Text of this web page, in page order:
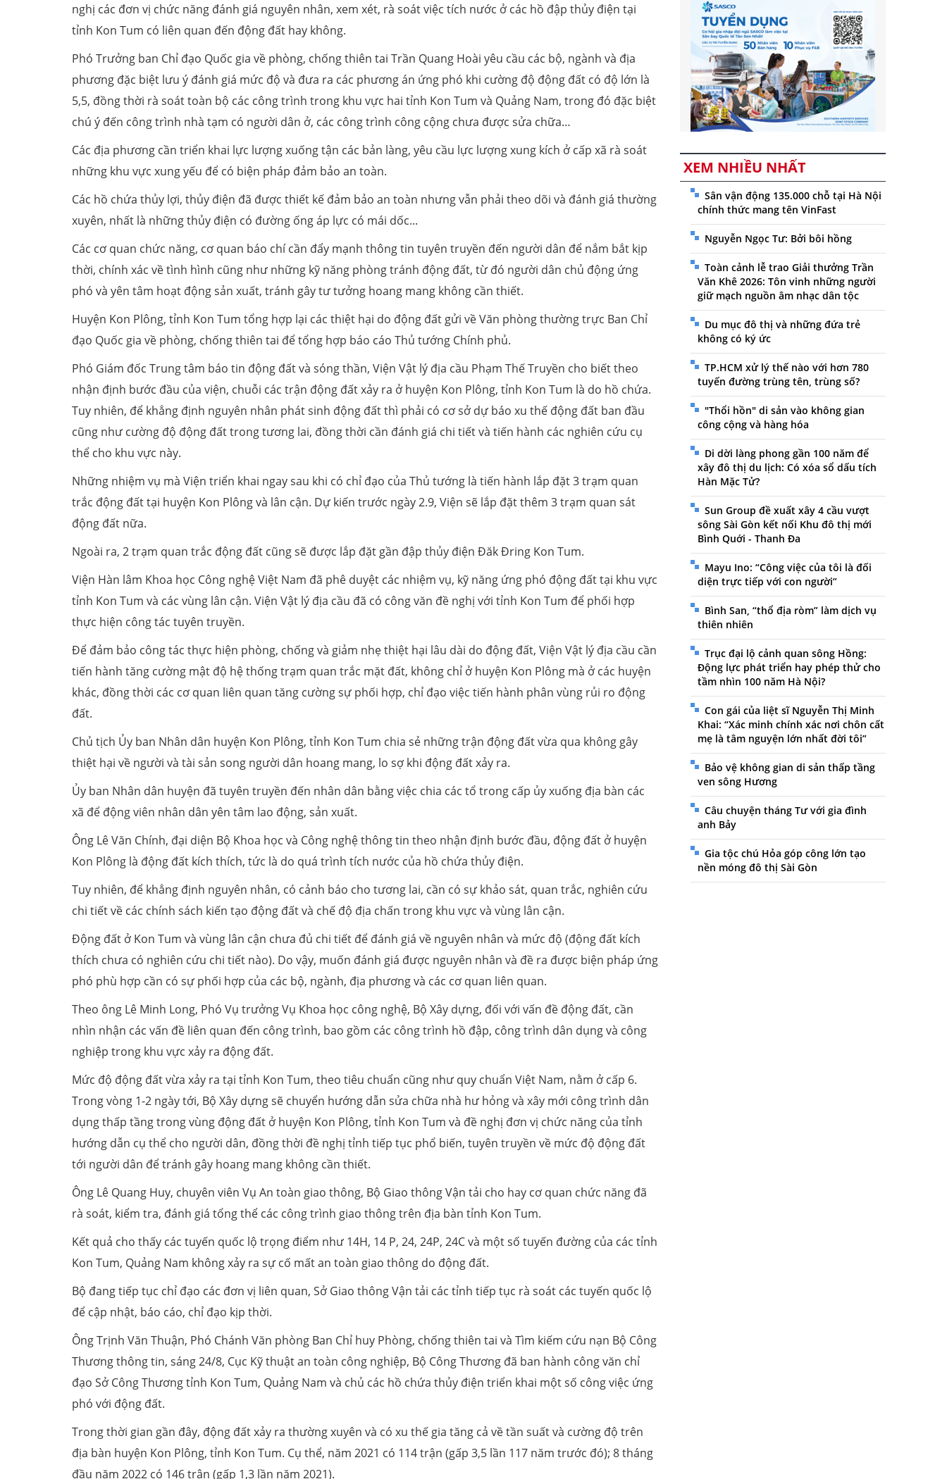
nghị các đơn vị chức năng đánh giá nguyên nhân, xem xét, rà soát việc tích nước ở các hồ đập thủy điện tại
tỉnh Kon Tum có liên quan đến động đất hay không.
Phó Trưởng ban Chỉ đạo Quốc gia về phòng, chống thiên tai Trần Quang Hoài yêu cầu các bộ, ngành và địa
phương đặc biệt lưu ý đánh giá mức độ và đưa ra các phương án ứng phó khi cường độ động đất có độ lớn là
5,5, đồng thời rà soát toàn bộ các công trình trong khu vực hai tỉnh Kon Tum và Quảng Nam, trong đó đặc biệt
chú ý đến công trình nhà tạm có người dân ở, các công trình công cộng chưa được sửa chữa…
Các địa phương cần triển khai lực lượng xuống tận các bản làng, yêu cầu lực lượng xung kích ở cấp xã rà soát
những khu vực xung yếu để có biện pháp đảm bảo an toàn.
Các hồ chứa thủy lợi, thủy điện đã được thiết kế đảm bảo an toàn nhưng vẫn phải theo dõi và đánh giá thường
xuyên, nhất là những thủy điện có đường ống áp lực có mái dốc...
Các cơ quan chức năng, cơ quan báo chí cần đẩy mạnh thông tin tuyên truyền đến người dân để nắm bắt kịp
thời, chính xác về tình hình cũng như những kỹ năng phòng tránh động đất, từ đó người dân chủ động ứng
phó và yên tâm hoạt động sản xuất, tránh gây tư tưởng hoang mang không cần thiết.
Huyện Kon Plông, tỉnh Kon Tum tổng hợp lại các thiệt hại do động đất gửi về Văn phòng thường trực Ban Chỉ
đạo Quốc gia về phòng, chống thiên tai để tổng hợp báo cáo Thủ tướng Chính phủ.
Phó Giám đốc Trung tâm báo tin động đất và sóng thần, Viện Vật lý địa cầu Phạm Thế Truyền cho biết theo
nhận định bước đầu của viện, chuỗi các trận động đất xảy ra ở huyện Kon Plông, tỉnh Kon Tum là do hồ chứa.
Tuy nhiên, để khẳng định nguyên nhân phát sinh động đất thì phải có cơ sở dự báo xu thế động đất ban đầu
cũng như cường độ động đất trong tương lai, đồng thời cần đánh giá chi tiết và tiến hành các nghiên cứu cụ
thể cho khu vực này.
Những nhiệm vụ mà Viện triển khai ngay sau khi có chỉ đạo của Thủ tướng là tiến hành lắp đặt 3 trạm quan
trắc động đất tại huyện Kon Plông và lân cận. Dự kiến trước ngày 2.9, Viện sẽ lắp đặt thêm 3 trạm quan sát
động đất nữa.
Ngoài ra, 2 trạm quan trắc động đất cũng sẽ được lắp đặt gần đập thủy điện Đăk Đring Kon Tum.
Viện Hàn lâm Khoa học Công nghệ Việt Nam đã phê duyệt các nhiệm vụ, kỹ năng ứng phó động đất tại khu vực
tỉnh Kon Tum và các vùng lân cận. Viện Vật lý địa cầu đã có công văn đề nghị với tỉnh Kon Tum để phối hợp
thực hiện công tác tuyên truyền.
Để đảm bảo công tác thực hiện phòng, chống và giảm nhẹ thiệt hại lâu dài do động đất, Viện Vật lý địa cầu cần
tiến hành tăng cường mật độ hệ thống trạm quan trắc mặt đất, không chỉ ở huyện Kon Plông mà ở các huyện
khác, đồng thời các cơ quan liên quan tăng cường sự phối hợp, chỉ đạo việc tiến hành phân vùng rủi ro động
đất.
Chủ tịch Ủy ban Nhân dân huyện Kon Plông, tỉnh Kon Tum chia sẻ những trận động đất vừa qua không gây
thiệt hại về người và tài sản song người dân hoang mang, lo sợ khi động đất xảy ra.
Ủy ban Nhân dân huyện đã tuyên truyền đến nhân dân bằng việc chia các tổ trong cấp ủy xuống địa bàn các
xã để động viên nhân dân yên tâm lao động, sản xuất.
Ông Lê Văn Chính, đại diện Bộ Khoa học và Công nghệ thông tin theo nhận định bước đầu, động đất ở huyện
Kon Plông là động đất kích thích, tức là do quá trình tích nước của hồ chứa thủy điện.
Tuy nhiên, để khẳng định nguyên nhân, có cảnh báo cho tương lai, cần có sự khảo sát, quan trắc, nghiên cứu
chi tiết về các chính sách kiến tạo động đất và chế độ địa chấn trong khu vực và vùng lân cận.
Động đất ở Kon Tum và vùng lân cận chưa đủ chi tiết để đánh giá về nguyên nhân và mức độ (động đất kích
thích chưa có nghiên cứu chi tiết nào). Do vậy, muốn đánh giá được nguyên nhân và đề ra được biện pháp ứng
phó phù hợp cần có sự phối hợp của các bộ, ngành, địa phương và các cơ quan liên quan.
Theo ông Lê Minh Long, Phó Vụ trưởng Vụ Khoa học công nghệ, Bộ Xây dựng, đối với vấn đề động đất, cần
nhìn nhận các vấn đề liên quan đến công trình, bao gồm các công trình hồ đập, công trình dân dụng và công
nghiệp trong khu vực xảy ra động đất.
Mức độ động đất vừa xảy ra tại tỉnh Kon Tum, theo tiêu chuẩn cũng như quy chuẩn Việt Nam, nằm ở cấp 6.
Trong vòng 1-2 ngày tới, Bộ Xây dựng sẽ chuyển hướng dẫn sửa chữa nhà hư hỏng và xây mới công trình dân
dụng thấp tầng trong vùng động đất ở huyện Kon Plông, tỉnh Kon Tum và đề nghị đơn vị chức năng của tỉnh
hướng dẫn cụ thể cho người dân, đồng thời đề nghị tỉnh tiếp tục phổ biến, tuyên truyền về mức độ động đất
tới người dân để tránh gây hoang mang không cần thiết.
Ông Lê Quang Huy, chuyên viên Vụ An toàn giao thông, Bộ Giao thông Vận tải cho hay cơ quan chức năng đã
rà soát, kiểm tra, đánh giá tổng thể các công trình giao thông trên địa bàn tỉnh Kon Tum.
Kết quả cho thấy các tuyến quốc lộ trọng điểm như 14H, 14 P, 24, 24P, 24C và một số tuyến đường của các tỉnh
Kon Tum, Quảng Nam không xảy ra sự cố mất an toàn giao thông do động đất.
Bộ đang tiếp tục chỉ đạo các đơn vị liên quan, Sở Giao thông Vận tải các tỉnh tiếp tục rà soát các tuyến quốc lộ
để cập nhật, báo cáo, chỉ đạo kịp thời.
Ông Trịnh Văn Thuận, Phó Chánh Văn phòng Ban Chỉ huy Phòng, chống thiên tai và Tìm kiếm cứu nạn Bộ Công
Thương thông tin, sáng 24/8, Cục Kỹ thuật an toàn công nghiệp, Bộ Công Thương đã ban hành công văn chỉ
đạo Sở Công Thương tỉnh Kon Tum, Quảng Nam và chủ các hồ chứa thủy điện triển khai một số công việc ứng
phó với động đất.
Trong thời gian gần đây, động đất xảy ra thường xuyên và có xu thế gia tăng cả về tần suất và cường độ trên
địa bàn huyện Kon Plông, tỉnh Kon Tum. Cụ thể, năm 2021 có 114 trận (gấp 3,5 lần 117 năm trước đó); 8 tháng
đầu năm 2022 có 146 trận (gấp 1,3 lần năm 2021).
XEM NHIỀU NHẤT
Sân vận động 135.000 chỗ tại Hà Nội
chính thức mang tên VinFast
Nguyễn Ngọc Tư: Bởi bôi hồng
Toàn cảnh lễ trao Giải thưởng Trần
Văn Khê 2026: Tôn vinh những người
giữ mạch nguồn âm nhạc dân tộc
Du mục đô thị và những đứa trẻ
không có ký ức
TP.HCM xử lý thế nào với hơn 780
tuyến đường trùng tên, trùng số?
"Thổi hồn" di sản vào không gian
công cộng và hàng hóa
Di dời làng phong gần 100 năm để
xây đô thị du lịch: Có xóa sổ dấu tích
Hàn Mặc Tử?
Sun Group đề xuất xây 4 cầu vượt
sông Sài Gòn kết nối Khu đô thị mới
Bình Quới - Thanh Đa
Mayu Ino: “Công việc của tôi là đối
diện trực tiếp với con người”
Bình San, “thổ địa ròm” làm dịch vụ
thiên nhiên
Trục đại lộ cảnh quan sông Hồng:
Động lực phát triển hay phép thử cho
tầm nhìn 100 năm Hà Nội?
Con gái của liệt sĩ Nguyễn Thị Minh
Khai: “Xác minh chính xác nơi chôn cất
mẹ là tâm nguyện lớn nhất đời tôi”
Bảo vệ không gian di sản thấp tầng
ven sông Hương
Câu chuyện tháng Tư với gia đình
anh Bảy
Gia tộc chú Hỏa góp công lớn tạo
nền móng đô thị Sài Gòn